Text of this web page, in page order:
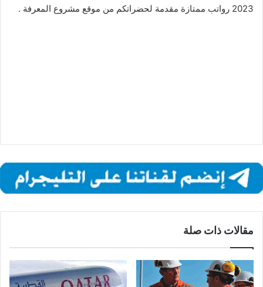
2023 رواتب ممتازة مقدمة لحضراتكم من موقع مشروع المعرفة .
مقالات ذات صلة